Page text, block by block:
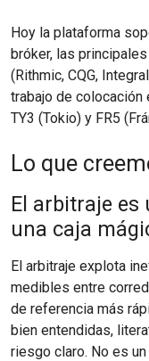
Hoy la plataforma
bróker, las
(Rithmic, CQG,
trabajo de colocación
TY3 (Tokio) y FR5
Lo que
El arbitraje es
una caja
El arbitraje explota
medibles entre
de referencia más
bien entendidas,
riesgo claro. No es